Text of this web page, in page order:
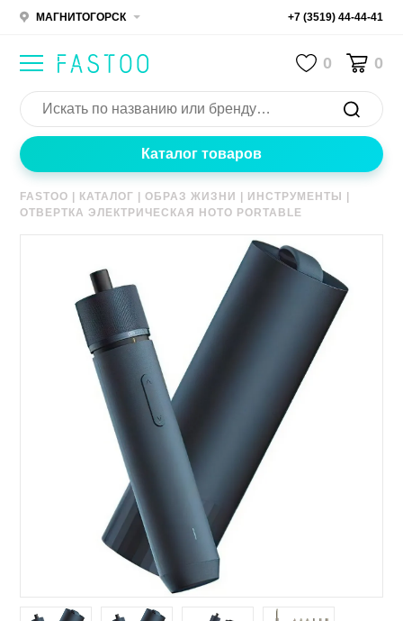
МАГНИТОГОРСК +7 (3519) 44-44-41
0 0
Каталог товаров
FASTOO КАТАЛОГ |ОБРАЗ ЖИЗНИ ИНСТРУМЕНТЫ
ОТВЕРТКА ЭЛЕКТРИЧЕСКАЯ HOTO PORTABLE